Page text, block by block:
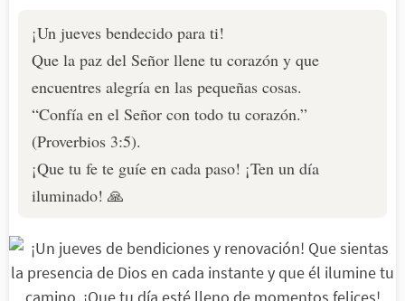
¡Un jueves bendecido para ti!
Que la paz del Señor llene tu corazón y que
encuentres alegría en las pequeñas cosas.
“Confía en el Señor con todo tu corazón.”
(Proverbios 3:5).
¡Que tu fe te guíe en cada paso! ¡Ten un día
iluminado! 🙏